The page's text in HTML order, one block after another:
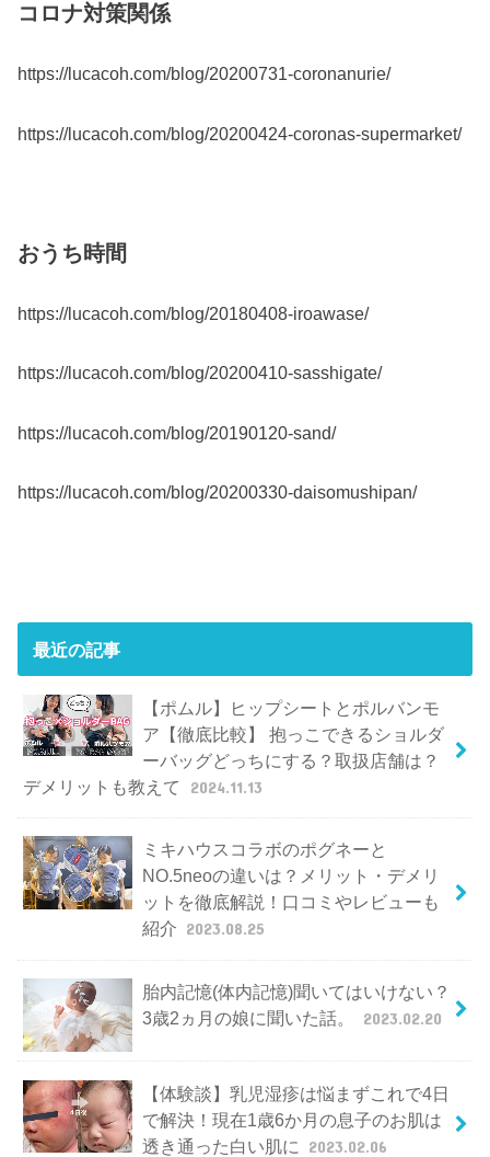
コロナ対策関係
https://lucacoh.com/blog/20200731-coronanurie/
https://lucacoh.com/blog/20200424-coronas-supermarket/
おうち時間
https://lucacoh.com/blog/20180408-iroawase/
https://lucacoh.com/blog/20200410-sasshigate/
https://lucacoh.com/blog/20190120-sand/
https://lucacoh.com/blog/20200330-daisomushipan/
最近の記事
【ポムル】ヒップシートとポルバンモ
ア【徹底比較】 抱っこできるショルダ
ーバッグどっちにする？取扱店舗は？
デメリットも教えて
2024.11.13
ミキハウスコラボのポグネーと
NO.5neoの違いは？メリット・デメリ
ットを徹底解説！口コミやレビューも
紹介 2023.08.25
胎内記憶(体内記憶)聞いてはいけない？
3歳2ヵ月の娘に聞いた話。
2023.02.20
【体験談】乳児湿疹は悩まずこれで4日
で解決！現在1歳6か月の息子のお肌は
透き通った白い肌に
2023.02.06